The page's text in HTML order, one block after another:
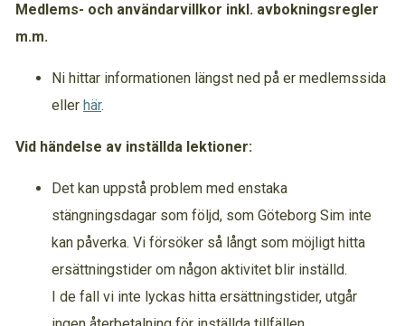
Medlems- och användarvillkor inkl. avbokningsregler
m.m.
Ni hittar informationen längst ned på er medlemssida
eller här.
Vid händelse av inställda lektioner:
Det kan uppstå problem med enstaka
stängningsdagar som följd, som Göteborg Sim inte
kan påverka. Vi försöker så långt som möjligt hitta
ersättningstider om någon aktivitet blir inställd.
I de fall vi inte lyckas hitta ersättningstider, utgår